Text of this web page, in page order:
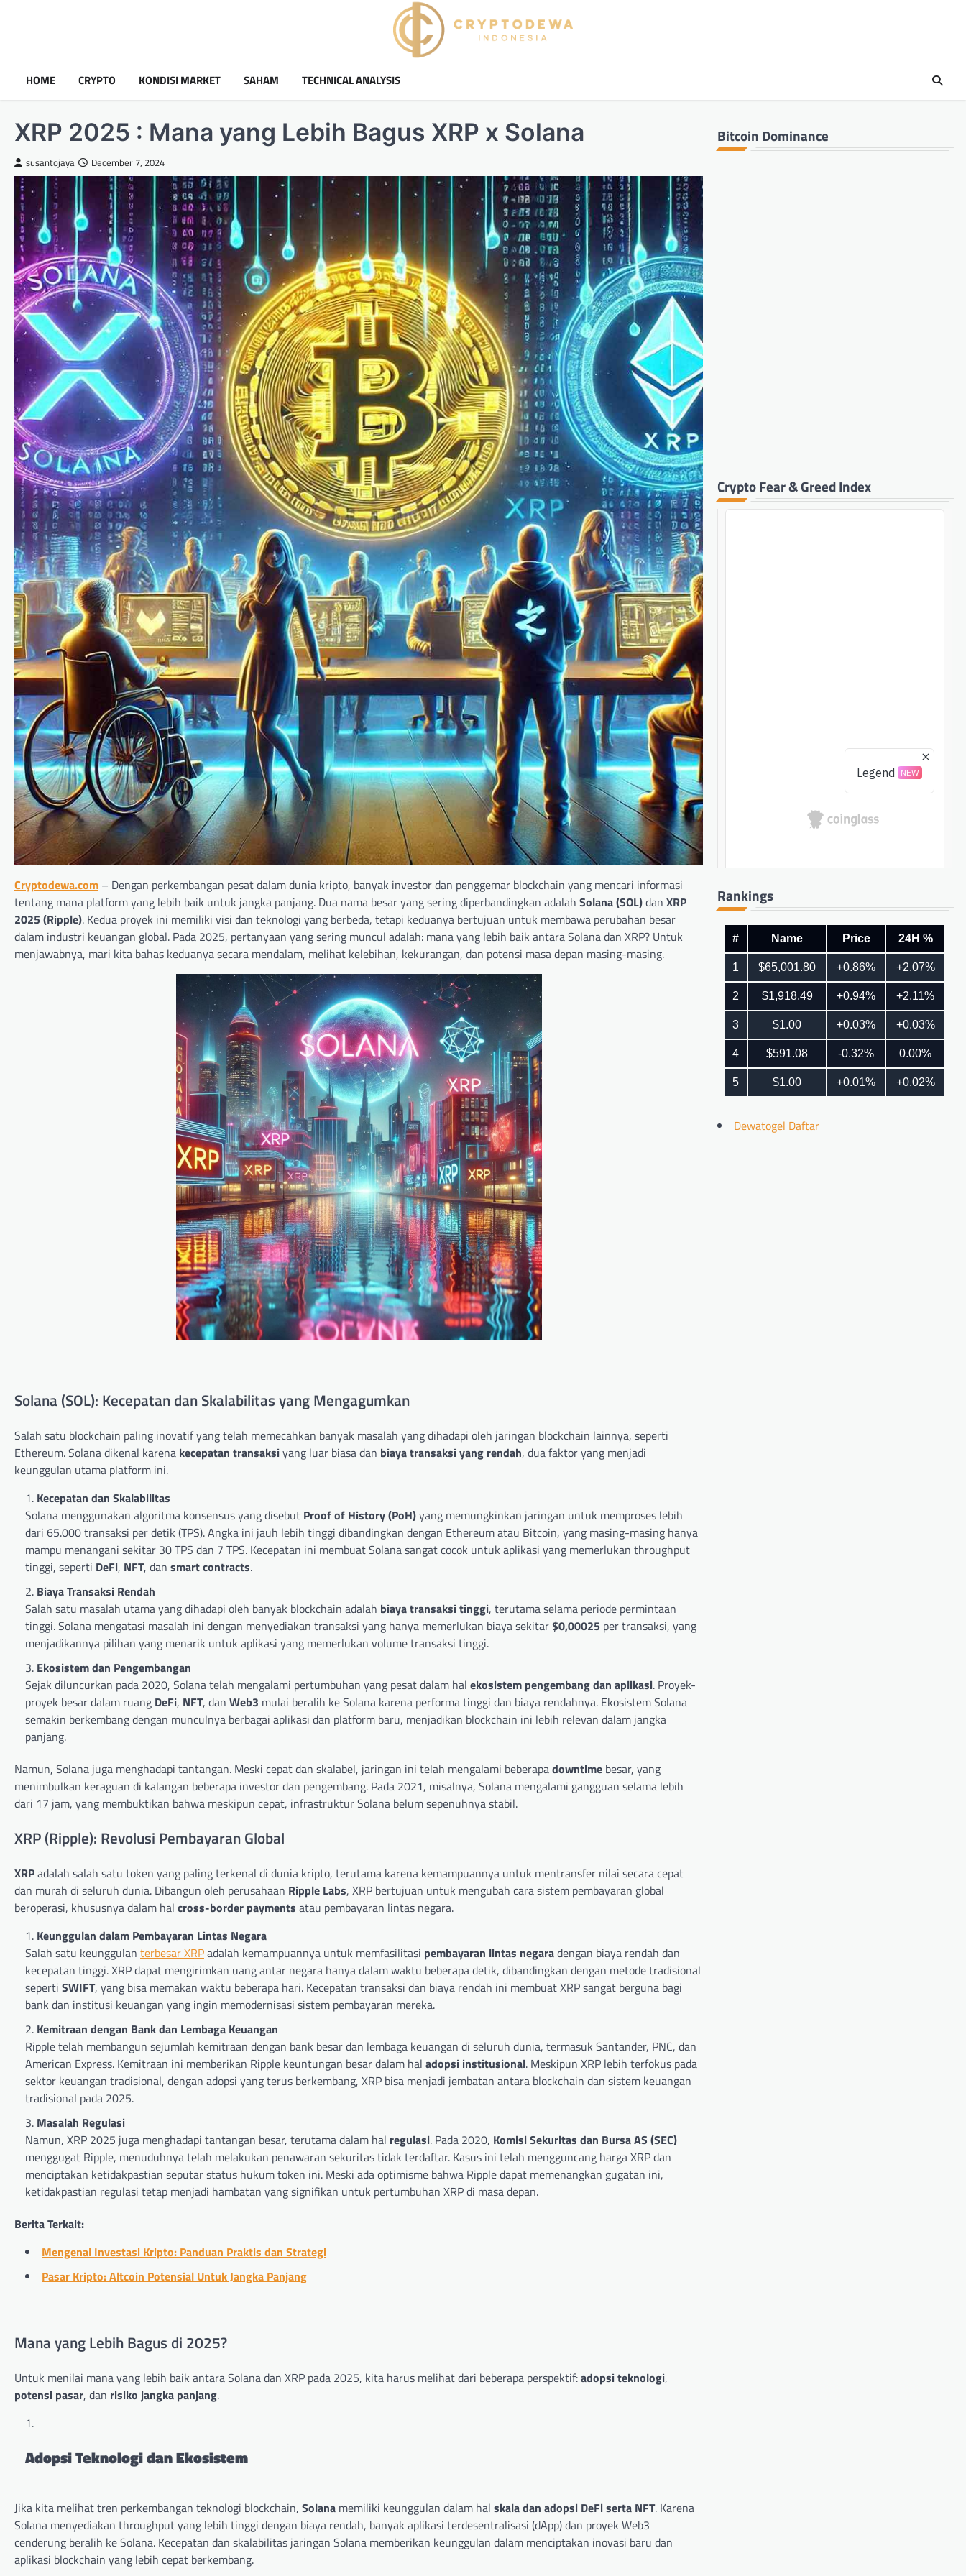
HOME CRYPTO KONDISI MARKET SAHAM TECHNICAL ANALYSIS
XRP 2025 : Mana yang Lebih Bagus XRP x Solana
susantojaya December 7, 2024
Cryptodewa.com – Dengan perkembangan pesat dalam dunia kripto, banyak investor dan penggemar blockchain yang mencari informasi
tentang mana platform yang lebih baik untuk jangka panjang. Dua nama besar yang sering diperbandingkan adalah Solana (SOL)dan XRP
2025 (Ripple). Kedua proyek ini memiliki visi dan teknologi yang berbeda, tetapi keduanya bertujuan untuk membawa perubahan besar
dalam industri keuangan global. Pada 2025, pertanyaan yang sering muncul adalah: mana yang lebih baik antara Solana dan XRP? Untuk
menjawabnya, mari kita bahas keduanya secara mendalam, melihat kelebihan, kekurangan, dan potensi masa depan masing-masing.
Solana (SOL): Kecepatan dan Skalabilitas yang Mengagumkan
Salah satu blockchain paling inovatif yang telah memecahkan banyak masalah yang dihadapi oleh jaringan blockchain lainnya, seperti
Ethereum. Solana dikenal karena kecepatan transaksiyang luar biasa dan biaya transaksi yang rendah, dua faktor yang menjadi
keunggulan utama platform ini.
Kecepatan dan Skalabilitas
Solana menggunakan algoritma konsensus yang disebut Proof of History (PoH)yang memungkinkan jaringan untuk memproses lebih
dari 65.000 transaksi per detik (TPS). Angka ini jauh lebih tinggi dibandingkan dengan Ethereum atau Bitcoin, yang masing-masing hanya
mampu menangani sekitar 30 TPS dan 7 TPS. Kecepatan ini membuat Solana sangat cocok untuk aplikasi yang memerlukan throughput
tinggi, seperti DeFi, NFT, dan smart contracts.
Biaya Transaksi Rendah
Salah satu masalah utama yang dihadapi oleh banyak blockchain adalah biaya transaksi tinggi, terutama selama periode permintaan
tinggi. Solana mengatasi masalah ini dengan menyediakan transaksi yang hanya memerlukan biaya sekitar$0,00025 per transaksi, yang
menjadikannya pilihan yang menarik untuk aplikasi yang memerlukan volume transaksi tinggi.
Ekosistem dan Pengembangan
Sejak diluncurkan pada 2020, Solana telah mengalami pertumbuhan yang pesat dalam hal ekosistem pengembang dan aplikasi. Proyek-
proyek besar dalam ruang DeFi, NFT, dan Web3 mulai beralih ke Solana karena performa tinggi dan biaya rendahnya. Ekosistem Solana
semakin berkembang dengan munculnya berbagai aplikasi dan platform baru, menjadikan blockchain ini lebih relevan dalam jangka
panjang.
Namun, Solana juga menghadapi tantangan. Meski cepat dan skalabel, jaringan ini telah mengalami beberapadowntime besar, yang
menimbulkan keraguan di kalangan beberapa investor dan pengembang. Pada 2021, misalnya, Solana mengalami gangguan selama lebih
dari 17 jam, yang membuktikan bahwa meskipun cepat, infrastruktur Solana belum sepenuhnya stabil.
XRP (Ripple): Revolusi Pembayaran Global
XRPadalah salah satu token yang paling terkenal di dunia kripto, terutama karena kemampuannya untuk mentransfer nilai secara cepat
dan murah di seluruh dunia. Dibangun oleh perusahaan Ripple Labs, XRP bertujuan untuk mengubah cara sistem pembayaran global
beroperasi, khususnya dalam hal cross-border payments atau pembayaran lintas negara.
Keunggulan dalam Pembayaran Lintas Negara
Salah satu keunggulan terbesar XRPadalah kemampuannya untuk memfasilitasi pembayaran lintas negaradengan biaya rendah dan
kecepatan tinggi. XRP dapat mengirimkan uang antar negara hanya dalam waktu beberapa detik, dibandingkan dengan metode tradisional
seperti SWIFT, yang bisa memakan waktu beberapa hari. Kecepatan transaksi dan biaya rendah ini membuat XRP sangat berguna bagi
bank dan institusi keuangan yang ingin memodernisasi sistem pembayaran mereka.
Kemitraan dengan Bank dan Lembaga Keuangan
Ripple telah membangun sejumlah kemitraan dengan bank besar dan lembaga keuangan di seluruh dunia, termasuk Santander, PNC, dan
American Express. Kemitraan ini memberikan Ripple keuntungan besar dalam hal adopsi institusional. Meskipun XRP lebih terfokus pada
sektor keuangan tradisional, dengan adopsi yang terus berkembang, XRP bisa menjadi jembatan antara blockchain dan sistem keuangan
tradisional pada 2025.
Masalah Regulasi
Namun, XRP 2025 juga menghadapi tantangan besar, terutama dalam hal regulasi. Pada 2020, Komisi Sekuritas dan Bursa AS (SEC)
menggugat Ripple, menuduhnya telah melakukan penawaran sekuritas tidak terdaftar. Kasus ini telah mengguncang harga XRP dan
menciptakan ketidakpastian seputar status hukum token ini. Meski ada optimisme bahwa Ripple dapat memenangkan gugatan ini,
ketidakpastian regulasi tetap menjadi hambatan yang signifikan untuk pertumbuhan XRP di masa depan.
Berita Terkait:
Mengenal Investasi Kripto: Panduan Praktis dan Strategi
Pasar Kripto: Altcoin Potensial Untuk Jangka Panjang
Mana yang Lebih Bagus di 2025?
Untuk menilai mana yang lebih baik antara Solana dan XRP pada 2025, kita harus melihat dari beberapa perspektif:adopsi teknologi,
potensi pasar, dan risiko jangka panjang.
Adopsi Teknologi dan Ekosistem
Jika kita melihat tren perkembangan teknologi blockchain, Solana memiliki keunggulan dalam hal skala dan adopsi DeFi serta NFT. Karena
Solana menyediakan throughput yang lebih tinggi dengan biaya rendah, banyak aplikasi terdesentralisasi (dApp) dan proyek Web3
cenderung beralih ke Solana. Kecepatan dan skalabilitas jaringan Solana memberikan keunggulan dalam menciptakan inovasi baru dan
aplikasi blockchain yang lebih cepat berkembang.
Bitcoin Dominance
Crypto Fear & Greed Index
Rankings
Dewatogel Daftar